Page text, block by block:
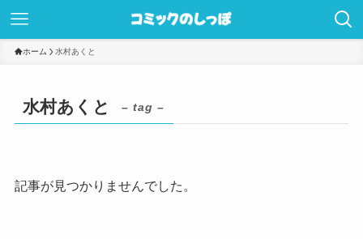
ホーム 水村あくと
水村あくと – tag –
記事が見つかりませんでした。